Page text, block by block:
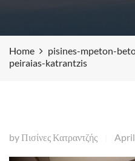
Home
pisines-mpeton-
peiraias-katrantzis
byΠισίνες Κατραντζής